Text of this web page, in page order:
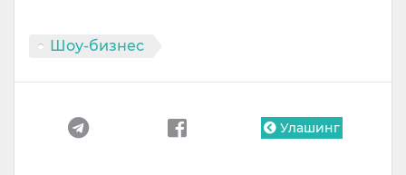
Шоу-бизнес
Улашинг